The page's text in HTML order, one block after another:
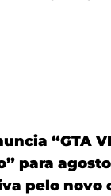
“GTA
para
pelo novo